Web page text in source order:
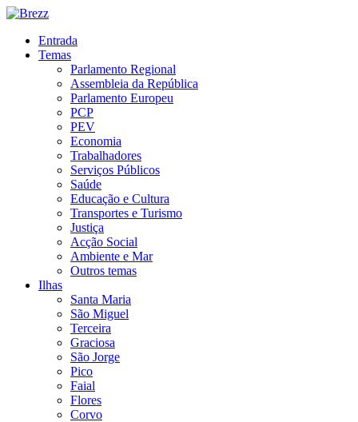
Entrada
Temas
Parlamento Regional
Assembleia da República
Parlamento Europeu
PCP
PEV
Economia
Trabalhadores
Serviços Públicos
Saúde
Educação e Cultura
Transportes e Turismo
Justiça
Acção Social
Ambiente e Mar
Outros temas
Ilhas
Santa Maria
São Miguel
Terceira
Graciosa
São Jorge
Pico
Faial
Flores
Corvo